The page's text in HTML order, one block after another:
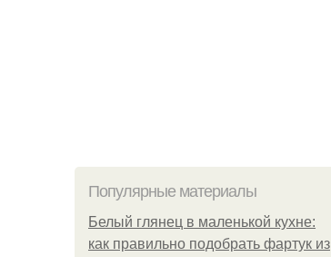
Популярные материалы
Белый глянец в маленькой кухне:
как правильно подобрать фартук из